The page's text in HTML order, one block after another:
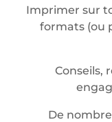
Imprimer sur
formats (ou
Conseils,
De